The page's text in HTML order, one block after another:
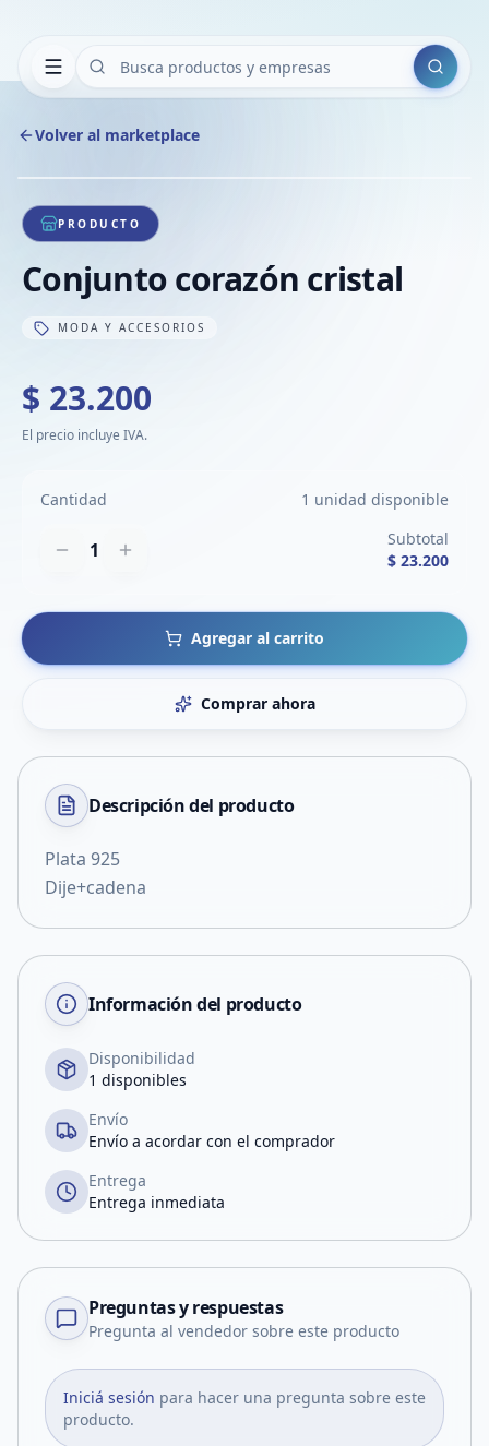
Buscar
Volver al marketplace
1/1
PRODUCTO
Conjunto corazón cristal
MODA Y ACCESORIOS
$ 23.200
El precio incluye IVA.
Cantidad 1 unidad disponible
1
Subtotal
$ 23.200
Agregar al carrito
Comprar ahora
Descripción del producto
Plata 925
Dije+cadena
Información del producto
Disponibilidad
1 disponibles
Envío
Envío a acordar con el comprador
Entrega
Entrega inmediata
Preguntas y respuestas
Pregunta al vendedor sobre este producto
Iniciá sesión para hacer una pregunta sobre este
producto.